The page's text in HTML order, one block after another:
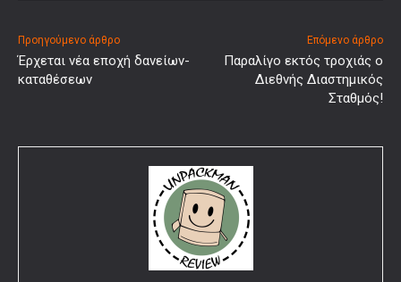
Προηγούμενο άρθρο
Έρχεται νέα εποχή δανείων-
καταθέσεων
Επόμενο άρθρο
Παραλίγο εκτός τροχιάς ο
Διεθνής Διαστημικός
Σταθμός!